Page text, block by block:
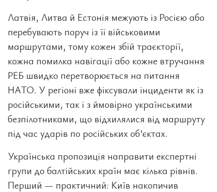
Латвія, Литва й Естонія межують із Росією або
перебувають поруч із її військовими
маршрутами, тому кожен збій траєкторії,
кожна помилка навігації або кожне втручання
РЕБ швидко перетворюється на питання
НАТО. У регіоні вже фіксували інциденти як із
російськими, так і з ймовірно українськими
безпілотниками, що відхилялися від маршруту
під час ударів по російських об’єктах.
Українська пропозиція направити експертні
групи до балтійських країн має кілька рівнів.
Перший — практичний: Київ накопичив